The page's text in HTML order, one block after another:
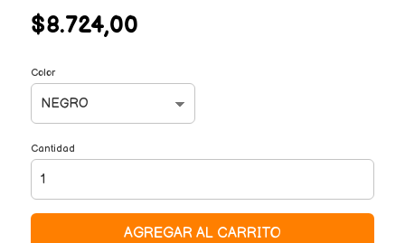
$8.724,00
Color
Cantidad
AGREGAR AL CARRITO